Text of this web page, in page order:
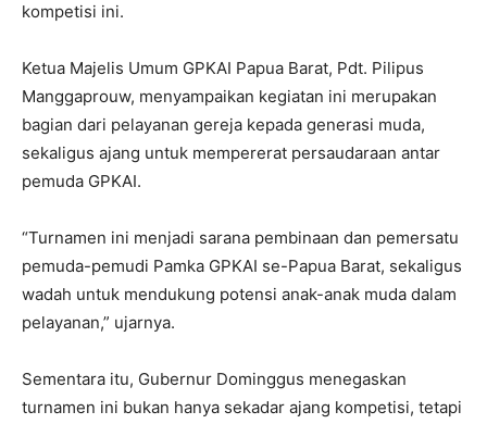
kompetisi ini.
Ketua Majelis Umum GPKAI Papua Barat, Pdt. Pilipus
Manggaprouw, menyampaikan kegiatan ini merupakan
bagian dari pelayanan gereja kepada generasi muda,
sekaligus ajang untuk mempererat persaudaraan antar
pemuda GPKAI.
“Turnamen ini menjadi sarana pembinaan dan pemersatu
pemuda-pemudi Pamka GPKAI se-Papua Barat, sekaligus
wadah untuk mendukung potensi anak-anak muda dalam
pelayanan,” ujarnya.
Sementara itu, Gubernur Dominggus menegaskan
turnamen ini bukan hanya sekadar ajang kompetisi, tetapi